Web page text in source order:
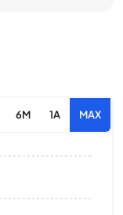
6M 1A MAX